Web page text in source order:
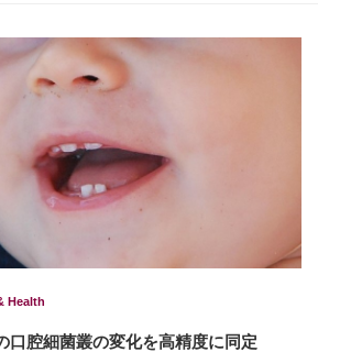
Health
口腔細菌叢の変化を⾼精度に同定